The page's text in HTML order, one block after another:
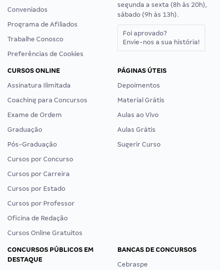
Conveniados
Programa de Afiliados
Trabalhe Conosco
Preferências de Cookies
segunda a sexta (8h às 20h),
sábado (9h às 13h).
Foi aprovado?
Envie-nos a sua história!
CURSOS ONLINE
Assinatura Ilimitada
Coaching para Concursos
Exame de Ordem
Graduação
Pós-Graduação
Cursos por Concurso
Cursos por Carreira
Cursos por Estado
Cursos por Professor
Oficina de Redação
Cursos Online Gratuitos
PÁGINAS ÚTEIS
Depoimentos
Material Grátis
Aulas ao Vivo
Aulas Grátis
Sugerir Curso
CONCURSOS PÚBLICOS EM
DESTAQUE
BANCAS DE CONCURSOS
Cebraspe